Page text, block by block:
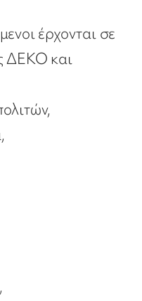
έρχονται σε
ΔΕΚΟ και